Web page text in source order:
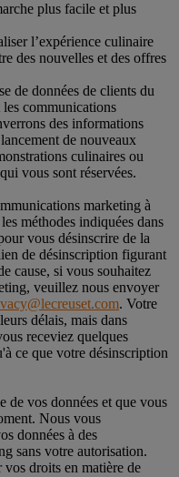
plus facile et plus
l’expérience culinaire
des nouvelles et des offres
de données de clients du
communications
des informations
de nouveaux
culinaires ou
vous sont réservées.
marketing à
méthodes indiquées dans
vous désinscrire de la
de désinscription figurant
cause, si vous souhaitez
veuillez nous envoyer
. Votre
délais, mais dans
receviez quelques
ce que votre désinscription
de vos données et que vous
Nous vous
données à des
sans votre autorisation.
droits en matière de